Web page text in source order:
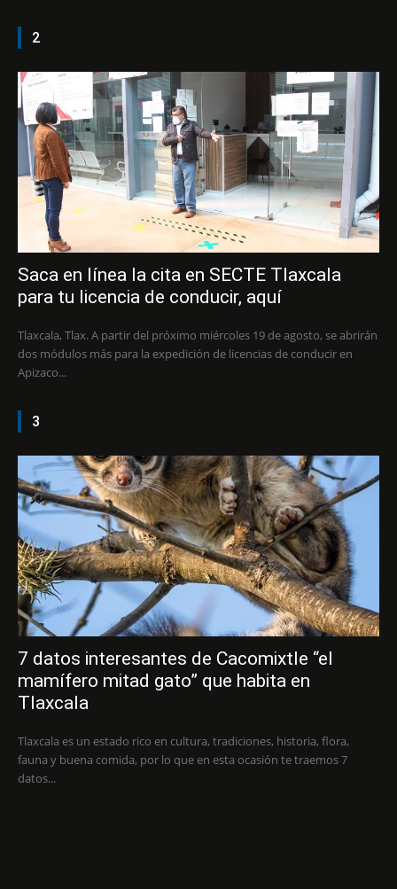
2
Saca en línea la cita en SECTE Tlaxcala
para tu licencia de conducir, aquí
Tlaxcala, Tlax. A partir del próximo miércoles 19 de agosto, se abrirán
dos módulos más para la expedición de licencias de conducir en
Apizaco...
3
7 datos interesantes de Cacomixtle “el
mamífero mitad gato” que habita en
Tlaxcala
Tlaxcala es un estado rico en cultura, tradiciones, historia, flora,
fauna y buena comida, por lo que en esta ocasión te traemos 7
datos...